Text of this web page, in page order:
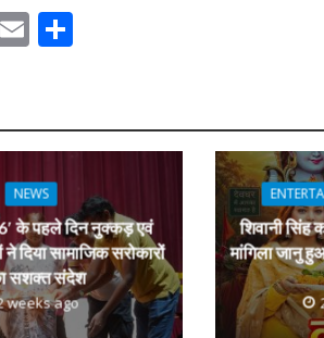
दिया दिव्या त्यागी का सब्र, कैमरा बंद होने के बाद भी नहीं थमे आंसू
E
l e
NEWS
के पहले दिन नुक्कड़ एवं
दिया सामाजिक सरोकारों
सशक्त संदेश
weeks ago
शिवानी सिंह
मांगिला जानु